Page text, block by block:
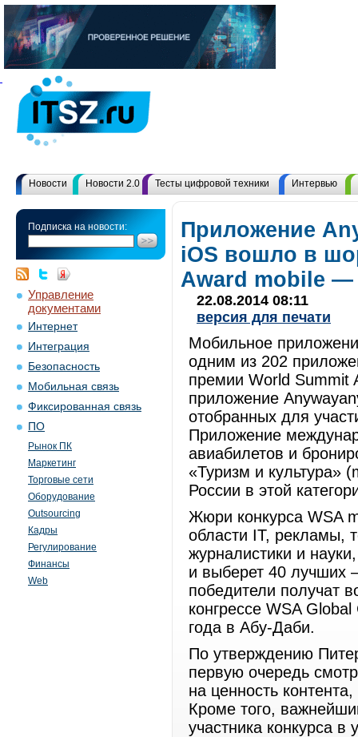
Новости Новости 2.0 Тесты цифровой техники Интервью
Подписка на новости:
Управление
документами
Интернет
Интеграция
Безопасность
Мобильная связь
Фиксированная связь
ПО
Рынок ПК
Маркетинг
Торговые сети
Оборудование
Outsourcing
Кадры
Регулирование
Финансы
Web
Приложение
iOS вошло в
Award mobile —
22.08.2014 08:11
версия для печати
Мобильное
одним из 202
премии World Summit
приложение
отобранных для
Приложение
авиабилетов и
«Туризм и культура»
России в этой
Жюри конкурса WSA
области IT, рекламы,
журналистики и
и выберет 40 лучших
победители получат
конгрессе WSA
года в Абу-Даби.
По утверждению
первую очередь
на ценность
Кроме того,
участника конкурса